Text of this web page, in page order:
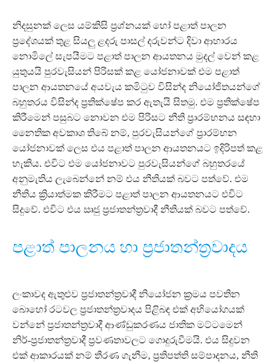
නිදසුනක් ලෙස යම්කිසි ප්‍රශ්නයක් හෝ පළාත් පාලන
ප්‍රදේශයක් තුළ සියලු ළදරු පාසල් දරුවන්ට දිවා ආහාරය
නොමිලේ සැපයීමට පළාත් පාලන ආයතනය මුදල් වෙන් කළ
යුතුයයි පුරවැසියන් පිරිසක් කළ යෝජනාවක් එම පළාත්
පාලන ආයතනයේ අයවැය කමිටුව විසින්ද නියෝජිතයන්ගේ
බහුතරය විසින්ද ප්‍රතික්ෂේප කර ඇතැයි සිතමු. එම ප්‍රතික්ෂේප
කිරීමෙන් පසුබට නොවන එම පිරිසට නීති ප්‍රාරම්භනය සඳහා
නෛතික අවකාශ තිබේ නම්, පුරවැසියන්ගේ ප්‍රාරම්භන
යෝජනාවක් ලෙස එය පළාත් පාලන ආයතනයට ඉදිරිපත් කළ
හැකිය. එවිට එම යෝජනාවට පුරවැසියන්ගේ බහුතරයේ
අනුමැතිය ලැබෙන්නේ නම් එය නීතියක් බවට පත්වේ. එම
නීතිය ක්‍රියාත්මක කිරීමට පළාත් පාලන ආයතනයට එවිට
සිදුවේ. එවිට එය ඍජු ප්‍රජාතන්ත්‍රවාදී නීතියක් බවට පත්වේ.
පළාත් පාලනය හා ප්‍රජාතන්ත්‍රවාදය
ලංකාවද ඇතුළුව ප්‍රජාතන්ත්‍රවාදී නියෝජන ක්‍රමය පවතින
බොහෝ රටවල ප්‍රජාතන්ත්‍රවාදය පිළිබඳ එක් අභියෝගයක්
වන්නේ ප්‍රජාතන්ත්‍රවාදී ආණ්ඩුකරණය ජාතික මට්ටමෙන්
නිර්-ප්‍රජාතන්ත්‍රවාදී ප්‍රවණතාවලට ගොදුරුවීමයි. එය සිදුවන
එක් ආකාරයක් නම් තීරණ ගැනීම, ප්‍රතිපත්ති සම්පාදනය, නීති